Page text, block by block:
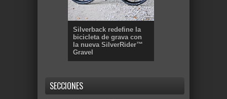
Silverback redefine la
bicicleta de grava con
la nueva SilverRider™
Gravel
SECCIONES